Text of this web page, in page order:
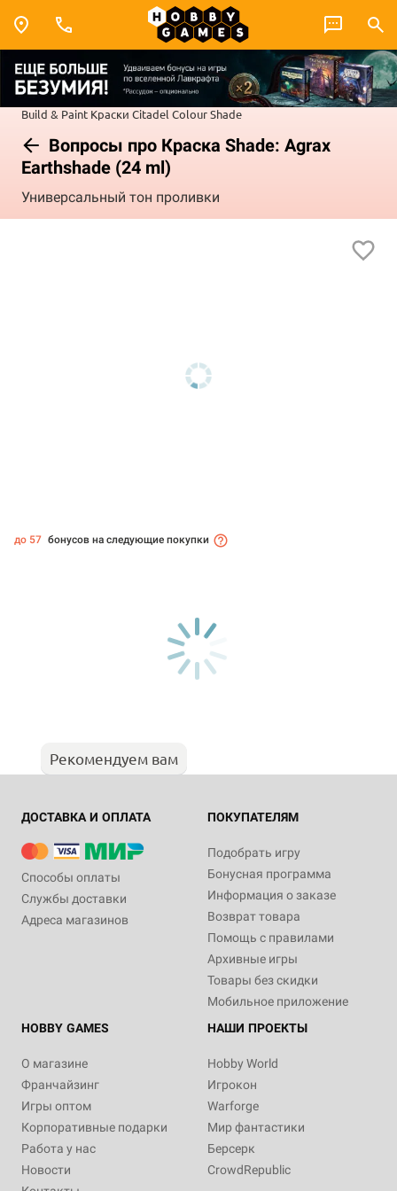
Build & Paint Краски Citadel ColourShade
Вопросы про Краска Shade: Agrax
Earthshade (24 ml)
Универсальный тон проливки
до 57 бонусов на следующие покупки
Рекомендуем вам
ДОСТАВКА И ОПЛАТА
Способы оплаты
Службы доставки
Адреса магазинов
ПОКУПАТЕЛЯМ
Подобрать игру
Бонусная программа
Информация о заказе
Возврат товара
Помощь с правилами
Архивные игры
Товары без скидки
Мобильное приложение
HOBBY GAMES
О магазине
Франчайзинг
Игры оптом
Корпоративные подарки
Работа у нас
Новости
НАШИ ПРОЕКТЫ
Hobby World
Игрокон
Warforge
Мир фантастики
Берсерк
CrowdRepublic